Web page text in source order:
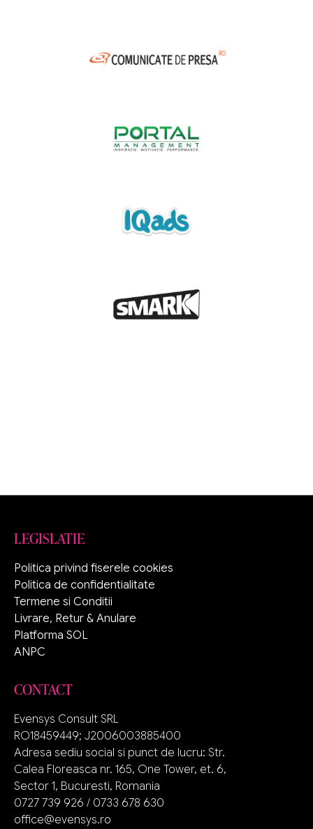
LEGISLATIE
Politica privind fiserele cookies
Politica de confidentialitate
Termene si Conditii
Livrare, Retur & Anulare
Platforma SOL
ANPC
CONTACT
Evensys Consult SRL
RO18459449; J2006003885400
Adresa sediu social si punct de lucru: Str.
Calea Floreasca nr. 165, One Tower, et. 6,
Sector 1, Bucuresti, Romania
0727 739 926 / 0733 678 630
office@evensys.ro